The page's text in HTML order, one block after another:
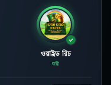
ওয়াইল্ড রিচ
জয়ী